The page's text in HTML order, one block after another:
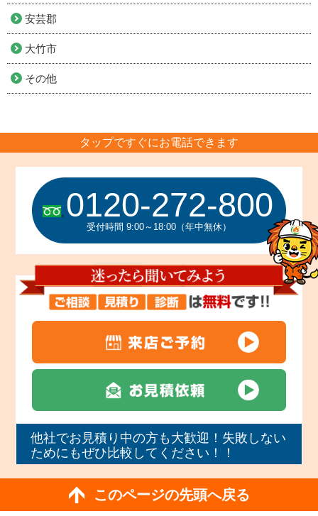
安芸郡
大竹市
その他
タップですぐにお電話できます
0120-272-800
受付時間 9:00～18:00（年中無休）
他社でお見積り中の方も大歓迎！失敗しない
ためにもぜひ比較してください！！
このページの先頭へ戻る